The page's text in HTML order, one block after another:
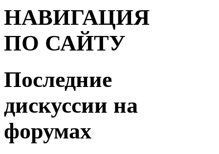
НАВИГАЦИЯ
ПО САЙТУ
Последние
дискуссии на
форумах